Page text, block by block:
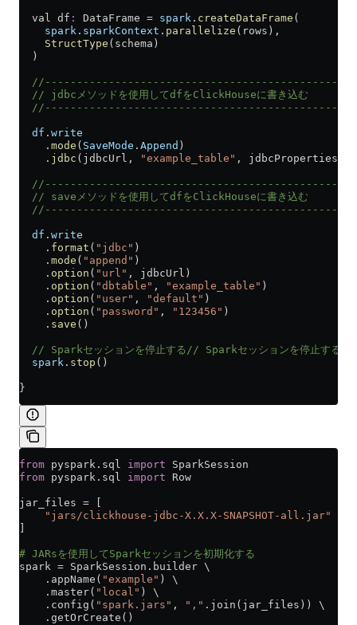
  val df
: DataFrame = spark . createDataFrame (
    spark
. sparkContext . parallelize (rows),
    StructType
(schema)
  )
  // jdbcメソッドを使用してdfをClickHouseに書き込む
  df
. write
    .
mode ( SaveMode . Append )
    .
jdbc (jdbcUrl, "example_table" , jdbcProperties)
  // saveメソッドを使用してdfをClickHouseに書き込む
  df
. write
    .
format ( "jdbc" )
    .
mode ( "append" )
    .
option ( "url" , jdbcUrl)
    .
option ( "dbtable" , "example_table" )
    .
option ( "user" , "default" )
    .
option ( "password" , "123456" )
    .
save ()
  // Sparkセッションを停止する// Sparkセッションを停止する
  spark
. stop ()
}
from pyspark.sql import SparkSession
from pyspark.sql import Row
jar_files =
    "jars/clickhouse-jdbc-X.X.X-SNAPSHOT-all.jar"
# JARsを使用してSparkセッションを初期化する
spark = SparkSession.builder \
    .appName(
"example" ) \
    .master(
"local" ) \
    .config(
"spark.jars" , "," .join(jar_files)) \
    .getOrCreate()